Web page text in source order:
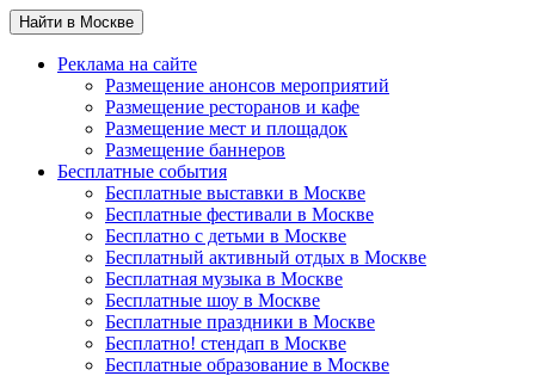
Найти в Москве
Реклама на сайте
Размещение анонсов мероприятий
Размещение ресторанов и кафе
Размещение мест и площадок
Размещение баннеров
Бесплатные события
Бесплатные выставки в Москве
Бесплатные фестивали в Москве
Бесплатно с детьми в Москве
Бесплатный активный отдых в Москве
Бесплатная музыка в Москве
Бесплатные шоу в Москве
Бесплатные праздники в Москве
Бесплатно! стендап в Москве
Бесплатные образование в Москве